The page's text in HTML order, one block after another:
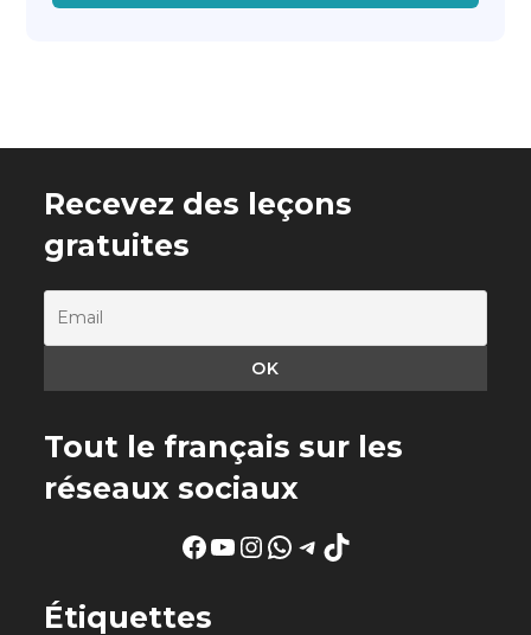
Recevez des leçons
gratuites
Tout le français sur les
réseaux sociaux
Facebook
YouTube
Instagram
WhatsApp
Telegram
TikTok
Étiquettes